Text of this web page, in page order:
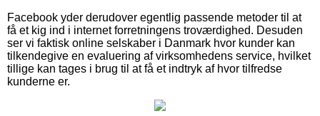
Facebook yder derudover egentlig passende metoder til at
få et kig ind i internet forretningens troværdighed. Desuden
ser vi faktisk online selskaber i Danmark hvor kunder kan
tilkendegive en evaluering af virksomhedens service, hvilket
tillige kan tages i brug til at få et indtryk af hvor tilfredse
kunderne er.